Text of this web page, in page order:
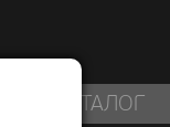
КАТАЛОГ